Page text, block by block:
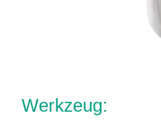
Werkzeug: